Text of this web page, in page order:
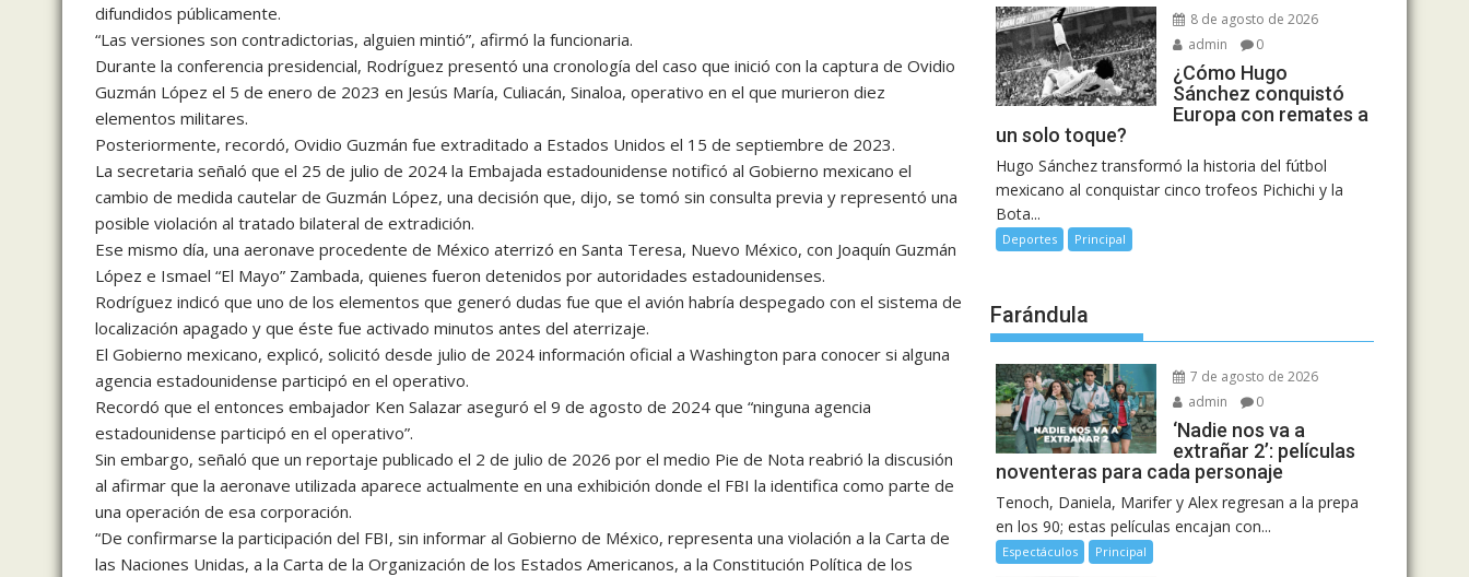
difundidos públicamente.
“Las versiones son contradictorias, alguien mintió”, afirmó la funcionaria.
Durante la conferencia presidencial, Rodríguez presentó una cronología del caso que inició con la captura de Ovidio
Guzmán López el 5 de enero de 2023 en Jesús María, Culiacán, Sinaloa, operativo en el que murieron diez
elementos militares.
Posteriormente, recordó, Ovidio Guzmán fue extraditado a Estados Unidos el 15 de septiembre de 2023.
La secretaria señaló que el 25 de julio de 2024 la Embajada estadounidense notificó al Gobierno mexicano el
cambio de medida cautelar de Guzmán López, una decisión que, dijo, se tomó sin consulta previa y representó una
posible violación al tratado bilateral de extradición.
Ese mismo día, una aeronave procedente de México aterrizó en Santa Teresa, Nuevo México, con Joaquín Guzmán
López e Ismael “El Mayo” Zambada, quienes fueron detenidos por autoridades estadounidenses.
Rodríguez indicó que uno de los elementos que generó dudas fue que el avión habría despegado con el sistema de
localización apagado y que éste fue activado minutos antes del aterrizaje.
El Gobierno mexicano, explicó, solicitó desde julio de 2024 información oficial a Washington para conocer si alguna
agencia estadounidense participó en el operativo.
Recordó que el entonces embajador Ken Salazar aseguró el 9 de agosto de 2024 que “ninguna agencia
estadounidense participó en el operativo”.
Sin embargo, señaló que un reportaje publicado el 2 de julio de 2026 por el medio Pie de Nota reabrió la discusión
al afirmar que la aeronave utilizada aparece actualmente en una exhibición donde el FBI la identifica como parte de
una operación de esa corporación.
“De confirmarse la participación del FBI, sin informar al Gobierno de México, representa una violación a la Carta de
las Naciones Unidas, a la Carta de la Organización de los Estados Americanos, a la Constitución Política de los
8 de agosto de 2026
admin
0
¿Cómo Hugo
Sánchez conquistó
Europa con remates a
un solo toque?
Hugo Sánchez transformó la historia del fútbol
mexicano al conquistar cinco trofeos Pichichi y la
Bota...
Deportes Principal
Farándula
7 de agosto de 2026
admin
0
‘Nadie nos va a
extrañar 2’: películas
noventeras para cada personaje
Tenoch, Daniela, Marifer y Alex regresan a la prepa
en los 90; estas películas encajan con...
Espectáculos Principal